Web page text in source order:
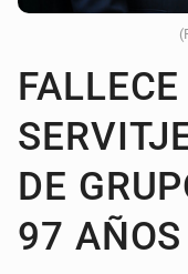
DE
97 AÑOS